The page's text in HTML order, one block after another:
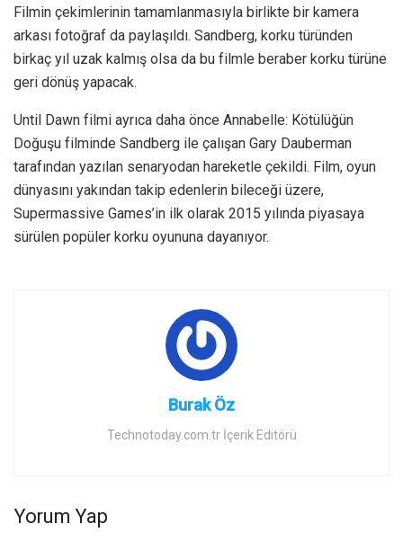
Filmin çekimlerinin tamamlanmasıyla birlikte bir kamera
arkası fotoğraf da paylaşıldı. Sandberg, korku türünden
birkaç yıl uzak kalmış olsa da bu filmle beraber korku türüne
geri dönüş yapacak.
Until Dawn filmi ayrıca daha önce Annabelle: Kötülüğün
Doğuşu filminde Sandberg ile çalışan Gary Dauberman
tarafından yazılan senaryodan hareketle çekildi. Film, oyun
dünyasını yakından takip edenlerin bileceği üzere,
Supermassive Games’in ilk olarak 2015 yılında piyasaya
sürülen popüler korku oyununa dayanıyor.
Burak Öz
Technotoday.com.tr İçerik Editörü
Yorum Yap